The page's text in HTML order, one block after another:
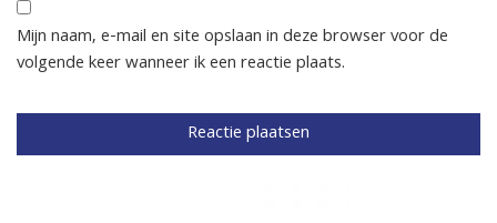
Mijn naam, e-mail en site opslaan in deze browser voor de
volgende keer wanneer ik een reactie plaats.